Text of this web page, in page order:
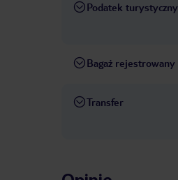
Podatek turystyczny
Bagaż rejestrowany
Transfer